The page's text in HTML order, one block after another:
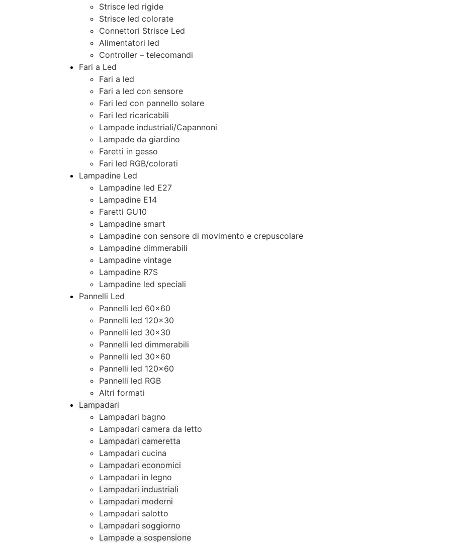
Strisce led rigide
Strisce led colorate
Connettori Strisce Led
Alimentatori led
Controller – telecomandi
Fari a Led
Fari a led
Fari a led con sensore
Fari led con pannello solare
Fari led ricaricabili
Lampade industriali/Capannoni
Lampade da giardino
Faretti in gesso
Fari led RGB/colorati
Lampadine Led
Lampadine led E27
Lampadine E14
Faretti GU10
Lampadine smart
Lampadine con sensore di movimento e crepuscolare
Lampadine dimmerabili
Lampadine vintage
Lampadine R7S
Lampadine led speciali
Pannelli Led
Pannelli led 60×60
Pannelli led 120×30
Pannelli led 30×30
Pannelli led dimmerabili
Pannelli led 30×60
Pannelli led 120×60
Pannelli led RGB
Altri formati
Lampadari
Lampadari bagno
Lampadari camera da letto
Lampadari cameretta
Lampadari cucina
Lampadari economici
Lampadari in legno
Lampadari industriali
Lampadari moderni
Lampadari salotto
Lampadari soggiorno
Lampade a sospensione